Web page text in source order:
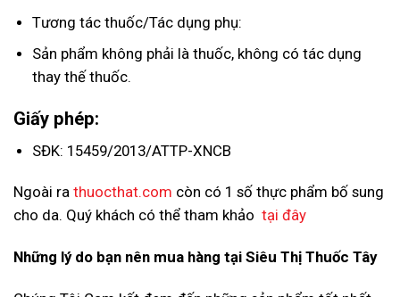
Tương tác thuốc/Tác dụng phụ:
Sản phẩm không phải là thuốc, không có tác dụng
thay thế thuốc.
Giấy phép:
SĐK: 15459/2013/ATTP-XNCB
Ngoài ra thuocthat.com còn có 1 số thực phẩm bố sung
cho da. Quý khách có thể tham khảo tại đây
Những lý do bạn nên mua hàng tại Siêu Thị Thuốc Tây